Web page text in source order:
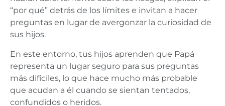
“por qué” detrás de los límites e invitan a hacer
preguntas en lugar de avergonzar la curiosidad de
sus hijos.
En este entorno, tus hijos aprenden que Papá
representa un lugar seguro para sus preguntas
más difíciles, lo que hace mucho más probable
que acudan a él cuando se sientan tentados,
confundidos o heridos.